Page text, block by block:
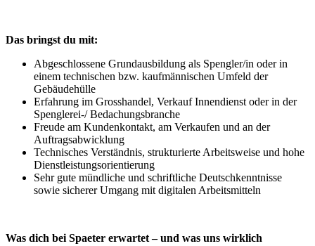
Das bringst du mit:
Abgeschlossene Grundausbildung als Spengler/in oder in
einem technischen bzw. kaufmännischen Umfeld der
Gebäudehülle
Erfahrung im Grosshandel, Verkauf Innendienst oder in der
Spenglerei-/ Bedachungsbranche
Freude am Kundenkontakt, am Verkaufen und an der
Auftragsabwicklung
Technisches Verständnis, strukturierte Arbeitsweise und hohe
Dienstleistungsorientierung
Sehr gute mündliche und schriftliche Deutschkenntnisse
sowie sicherer Umgang mit digitalen Arbeitsmitteln
Was dich bei Spaeter erwartet – und was uns wirklich